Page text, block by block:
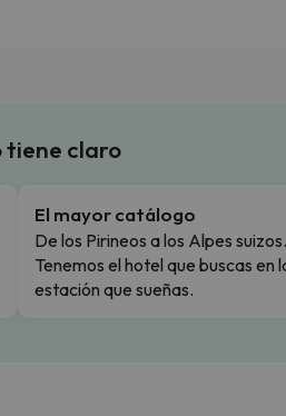
tiene claro
El mayor catálogo
De los Pirineos a los Alpes suizos.
Tenemos el hotel que buscas en
estación que sueñas.